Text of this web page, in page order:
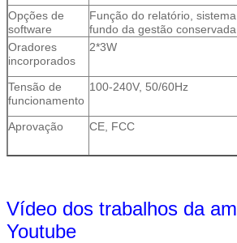
Opções de
software
Função do relatório,
fundo da gestão
Oradores
incorporados
2*3W
Tensão de
funcionamento
100-240V, 50/60Hz
Aprovação CE, FCC
Vídeo dos trabalhos da
Youtube